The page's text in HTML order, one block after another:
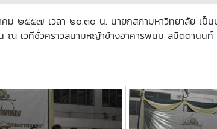
ม ๒๕๕๗ เวลา ๒๐.๓๐ น. นายกสภามหาวิทยาลัย เป็
ณ เวทีชั่วคราวสนามหญ้าข้างอาคารพนม สมิตตานน